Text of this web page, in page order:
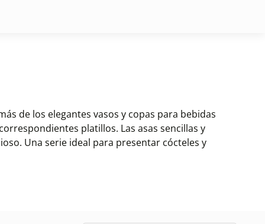
de los elegantes vasos y copas para bebidas
platillos. Las asas sencillas y
Una serie ideal para presentar cócteles y